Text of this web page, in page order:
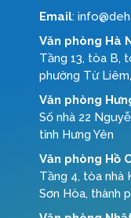
Email:
Văn phòng Hà
Tầng 13, tòa B,
phường Từ
Văn phòng
Số nhà 22
tỉnh Hưng Yên
Văn phòng Hồ
Tầng 4, tòa nhà
Sơn Hòa, thành